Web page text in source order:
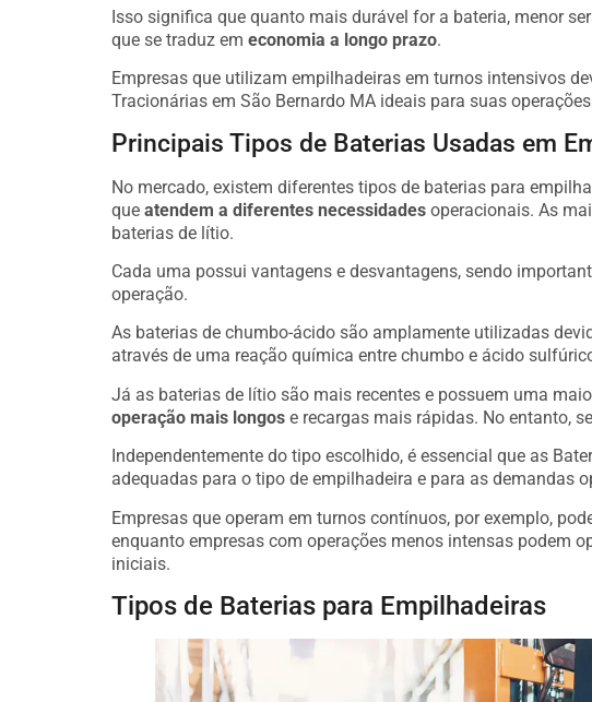
Isso significa que quanto mais durável for a bateria, menor
que se traduz em economia a longo prazo.
Empresas que utilizam empilhadeiras em turnos intensivos
Tracionárias em São Bernardo MA ideais para suas
Principais Tipos de Baterias Usadas em
No mercado, existem diferentes tipos de baterias para
que atendem a diferentes necessidades operacionais. As
baterias de lítio.
Cada uma possui vantagens e desvantagens, sendo
operação.
As baterias de chumbo-ácido são amplamente utilizadas
através de uma reação química entre chumbo e ácido
Já as baterias de lítio são mais recentes e possuem uma
operação mais longos e recargas mais rápidas. No entanto,
Independentemente do tipo escolhido, é essencial que as
adequadas para o tipo de empilhadeira e para as demandas
Empresas que operam em turnos contínuos, por exemplo,
enquanto empresas com operações menos intensas podem
iniciais.
Tipos de Baterias para Empilhadeiras